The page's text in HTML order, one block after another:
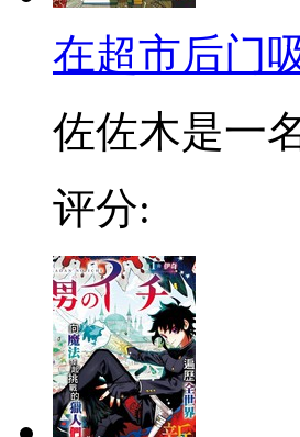
在超市后门
佐佐木是一
评分: